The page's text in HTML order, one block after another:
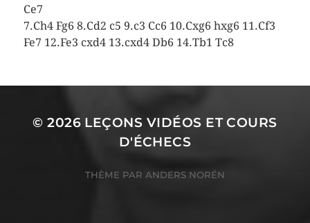
Ce7
7.Ch4 Fg6 8.Cd2 c5 9.c3 Cc6 10.Cxg6 hxg6 11.Cf3
Fe7 12.Fe3 cxd4 13.cxd4 Db6 14.Tb1 Tc8
© 2026 LEÇONS VIDÉOS ET COURS
D'ÉCHECS
THÈME PAR ANDERS NORÉN